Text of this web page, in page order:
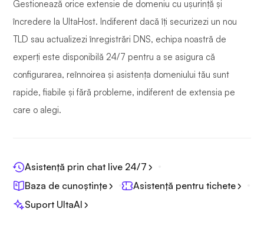
Gestionează orice extensie de domeniu cu ușurință și
încredere la UltaHost. Indiferent dacă îți securizezi un nou
TLD sau actualizezi înregistrări DNS, echipa noastră de
experți este disponibilă 24/7 pentru a se asigura că
configurarea, reînnoirea și asistența domeniului tău sunt
rapide, fiabile și fără probleme, indiferent de extensia pe
care o alegi.
Asistență prin chat live 24/7
Baza de cunoștințe
Asistență pentru tichete
Suport UltaAI